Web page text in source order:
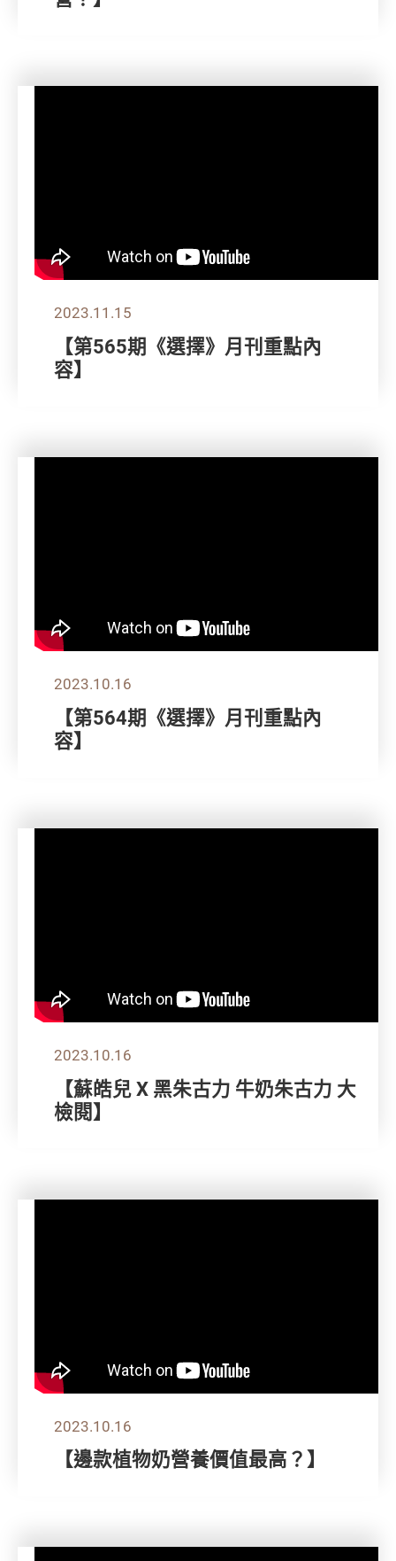
2023.11.15
【第565期《選擇》月刊重點內
容】
2023.10.16
【第564期《選擇》月刊重點內
容】
2023.10.16
【蘇皓兒 X 黑朱古力 牛奶朱古力 大
檢閱】
2023.10.16
【邊款植物奶營養價值最高？】